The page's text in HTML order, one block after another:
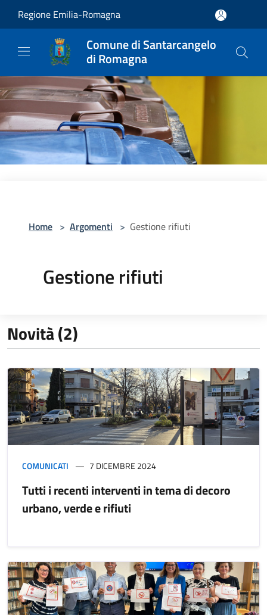
Regione Emilia-Romagna
Comune di Santarcangelo
di Romagna
Home > Argomenti > Gestione rifiuti
Gestione rifiuti
Novità (2)
COMUNICATI 7 DICEMBRE 2024
Tutti i recenti interventi in tema di decoro
urbano, verde e rifiuti